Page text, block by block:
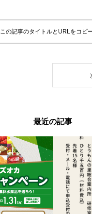
この記事のタイトルとURLをコピ
最近の記事